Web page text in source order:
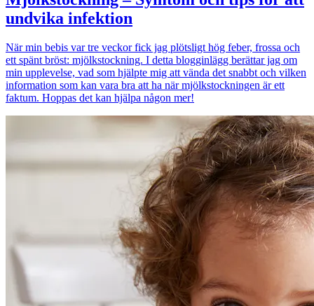
undvika infektion
När min bebis var tre veckor fick jag plötsligt hög feber, frossa och
ett spänt bröst: mjölkstockning. I detta blogginlägg berättar jag om
min upplevelse, vad som hjälpte mig att vända det snabbt och vilken
information som kan vara bra att ha när mjölkstockningen är ett
faktum. Hoppas det kan hjälpa någon mer!